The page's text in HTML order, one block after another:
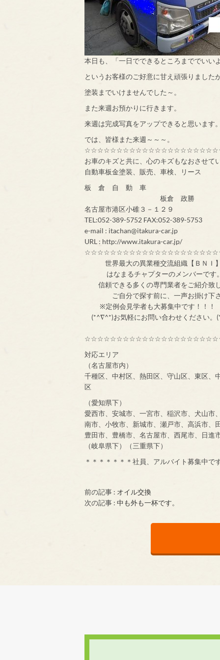
本日も、「一日でできるところまででいい
というお客様のご好意に甘え頑張りました
塗装までいけませんでした～。
また来週お預かりに行きます。
来週は完成写真をアップできると思います
では、皆様また来週～～～。
お車のキズと共に、心のキズもなおさせて
自動車板金塗装、販売、車検、リース
板 倉 自 動 車
板倉 政勝
名古屋市港区小碓３－１２９
TEL:052-389-5752 FAX:052-389-5753
e-mail : itachan@itakura-car.jp
URL : http://www.itakura-car.jp/
世界最大の異業
はなまるチャプターのメンバ
信頼できる多くの専門業者をご紹介
ご自分で探す前
※定例会見学者
(*^∇^*)お気軽にお問い合わせください
対応エリア
（名古屋市内）
千種区、中村区、熱田区、守山区、東区、
区
（愛知県下）
愛西市、安城市、一宮市、稲沢市、犬山市
南市、小牧市、新城市、瀬戸市、高浜市、
豊田市、豊橋市、名古屋市、西尾市、日進
（岐阜県下）（三重県下）
＊＊＊＊＊＊＊社員、アルバイト募集中で
前の記事 : オイル交換
次の記事 : 中も外も一杯です。